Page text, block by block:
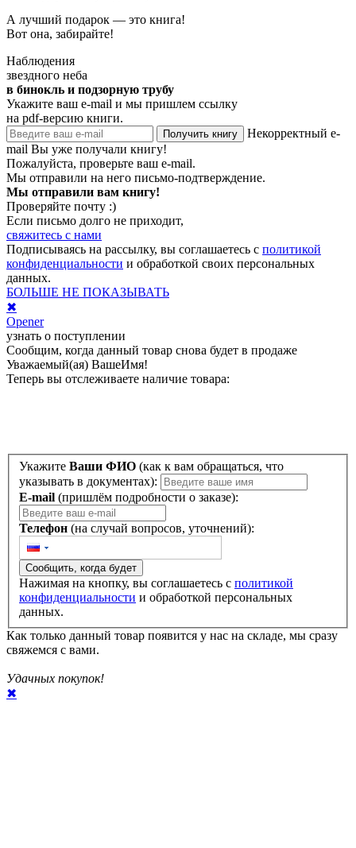
А лучший подарок — это книга!
Вот она, забирайте!
Наблюдения
звездного неба
в бинокль и подзорную трубу
Укажите ваш e-mail и мы пришлем ссылку
на pdf-версию книги.
Получить книгу
Некорректный e-
mail Вы уже получали книгу!
Пожалуйста, проверьте ваш e-mail.
Мы отправили на него письмо-подтверждение.
Мы отправили вам книгу!
Проверяйте почту :)
Если письмо долго не приходит,
свяжитесь с нами
Подписываясь на рассылку, вы соглашаетесь с политикой
конфиденциальности и обработкой своих персональных
данных.
БОЛЬШЕ НЕ ПОКАЗЫВАТЬ
✖
Opener
узнать о поступлении
Сообщим, когда данный товар снова будет в продаже
Уважаемый(ая) ВашеИмя!
Теперь вы отслеживаете наличие товара:
Укажите Ваши ФИО
указывать в документах):
E-mail (пришлём подробности о заказе):
Телефон (на случай вопросов, уточнений):
Сообщить, когда будет
Нажимая на кнопку, вы соглашаетесь с политикой
конфиденциальности
данных.
Как только данный товар появится у нас на складе, мы сразу
свяжемся с вами.
Удачных покупок!
✖